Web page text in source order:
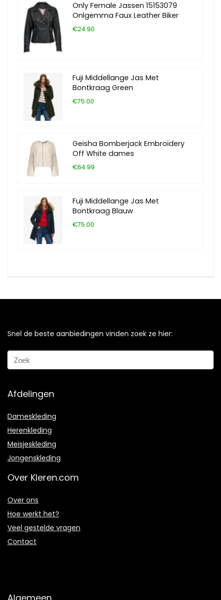
Only Female Jassen 15153079
Onlgemma Faux Leather Biker
€24.90
Fuji Middellange Jas Met
Bontkraag Green
€75.00
Geisha Bomberjack Embroidery
Off White dames
€64.99
Fuji Middellange Jas Met
Bontkraag Blauw
€75.00
Snel de beste aanbiedingen vinden zoek ze hier:
Afdelingen
Dameskleding
Herenkleding
Meisjeskleding
Jongenskleding
Over Kleren.com
Over ons
Hoe werkt het?
Veel gestelde vragen
Contact